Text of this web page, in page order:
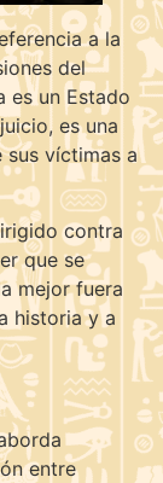
a la
del
es un Estado
es una
sus víctimas a
contra
que se
mejor fuera
historia y a
entre